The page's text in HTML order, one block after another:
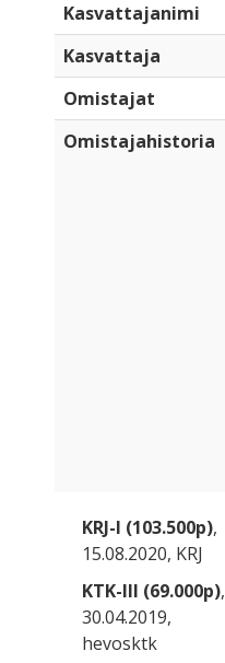
Kasvattajanimi
Kasvattaja
Omistajat
Omistajahistoria
KRJ-I (103.500p),
15.08.2020, KRJ
KTK-III (69.000p),
30.04.2019,
hevosktk